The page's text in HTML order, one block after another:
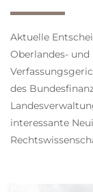
Aktuelle
Oberlandes-
des
interessante